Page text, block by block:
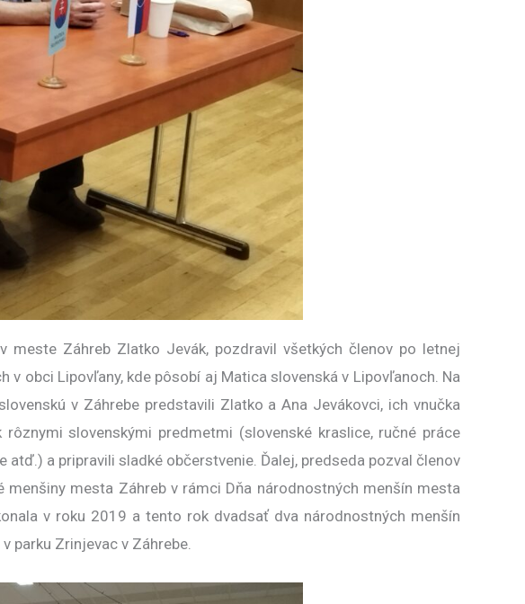
Záhreb Zlatko Jevák, pozdravil všetkých členov po letnej
obci Lipovľany, kde pôsobí aj Matica slovenská v Lipovľanoch. Na
v Záhrebe predstavili Zlatko a Ana Jevákovci, ich vnučka
slovenskými predmetmi (slovenské kraslice, ručné práce
a pripravili sladké občerstvenie. Ďalej, predseda pozval členov
mesta Záhreb v rámci Dňa národnostných menšín mesta
v roku 2019 a tento rok dvadsať dva národnostných menšín
parku Zrinjevac v Záhrebe.